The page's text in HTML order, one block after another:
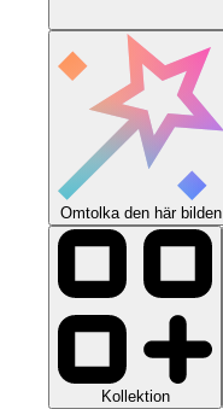
Omtolka den här bilden
Kollektion